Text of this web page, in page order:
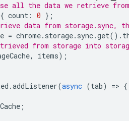
all the data we retrieve
{ count : 0 };
data from storage.sync,
= chrome. storage. sync.get().
from storage into
, items);
.addListener(async (tab) => {
;